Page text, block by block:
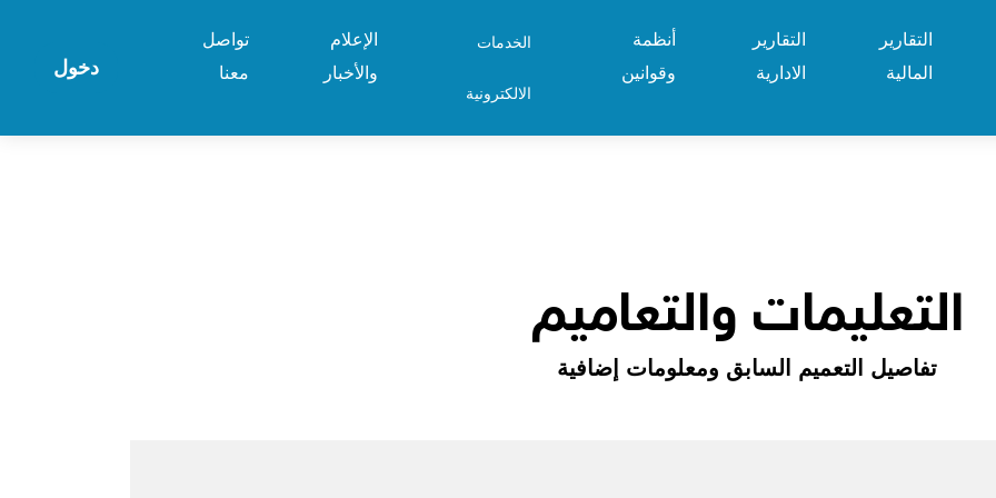
التقارير
المالية
التقارير
الادارية
أنظمة
وقوانين
الخدمات
الالكترونية
الإعلام
والأخبار
تواصل
معنا
دخول
التعليمات والتعاميم
تفاصيل التعميم السابق ومعلومات إضافية